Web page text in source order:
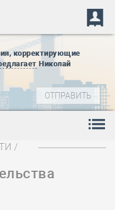
корректирующие
Николай
/